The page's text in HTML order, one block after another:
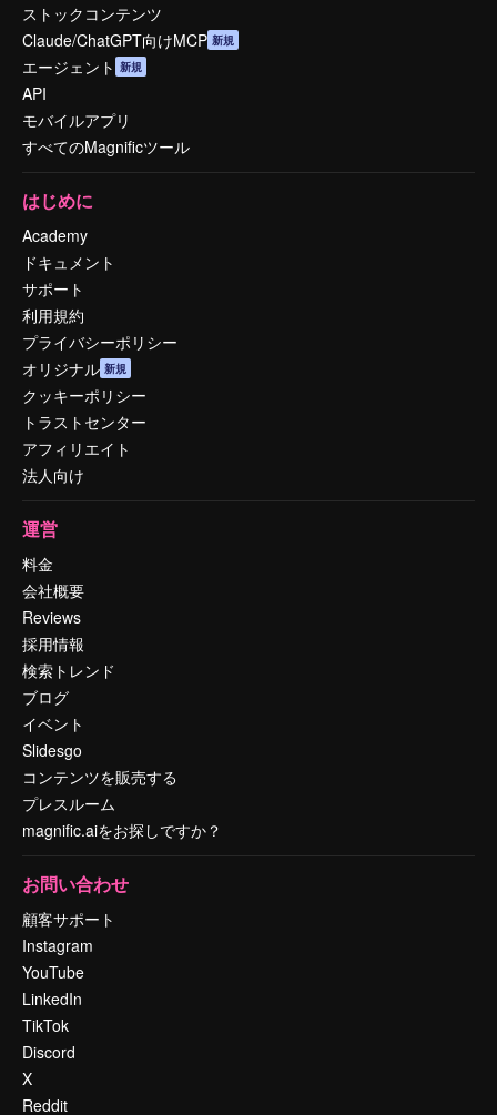
ストックコンテンツ
Claude/ChatGPT向けMCP 新規
エージェント 新規
API
モバイルアプリ
すべてのMagnificツール
はじめに
Academy
ドキュメント
サポート
利用規約
プライバシーポリシー
オリジナル 新規
クッキーポリシー
トラストセンター
アフィリエイト
法人向け
運営
料金
会社概要
Reviews
採用情報
検索トレンド
ブログ
イベント
Slidesgo
コンテンツを販売する
プレスルーム
magnific.aiをお探しですか？
お問い合わせ
顧客サポート
Instagram
YouTube
LinkedIn
TikTok
Discord
X
Reddit